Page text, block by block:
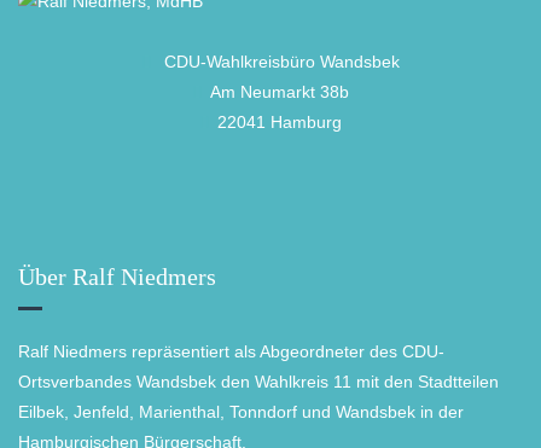
CDU-Wahlkreisbüro Wandsbek
Am Neumarkt 38b
22041 Hamburg
Über Ralf Niedmers
Ralf Niedmers repräsentiert als Abgeordneter des CDU-
Ortsverbandes Wandsbek den Wahlkreis 11 mit den Stadtteilen
Eilbek, Jenfeld, Marienthal, Tonndorf und Wandsbek in der
Hamburgischen Bürgerschaft.